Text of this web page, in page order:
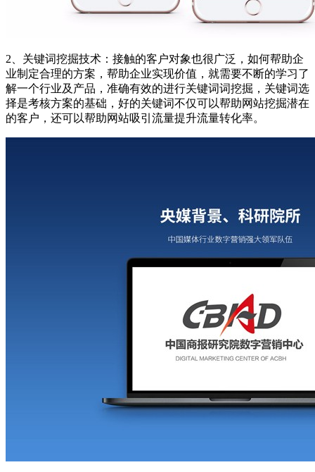
2、关键词挖掘技术：接触的客户对象也很广泛，如何帮助企
业制定合理的方案，帮助企业实现价值，就需要不断的学习了
解一个行业及产品，准确有效的进行关键词词挖掘，关键词选
择是考核方案的基础，好的关键词不仅可以帮助网站挖掘潜在
的客户，还可以帮助网站吸引流量提升流量转化率。